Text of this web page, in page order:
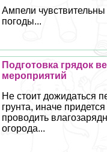
Ампели чувствительны
погоды...
Подготовка грядок
мероприятий
Не стоит дожидаться
грунта, иначе
проводить
огорода...